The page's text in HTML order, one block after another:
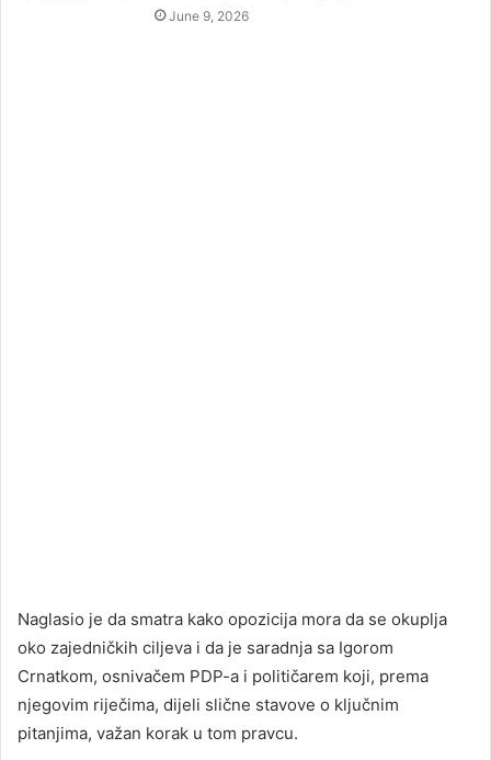
June 9, 2026
Naglasio je da smatra kako opozicija mora da se okuplja
oko zajedničkih ciljeva i da je saradnja sa Igorom
Crnatkom, osnivačem PDP-a i političarem koji, prema
njegovim riječima, dijeli slične stavove o ključnim
pitanjima, važan korak u tom pravcu.